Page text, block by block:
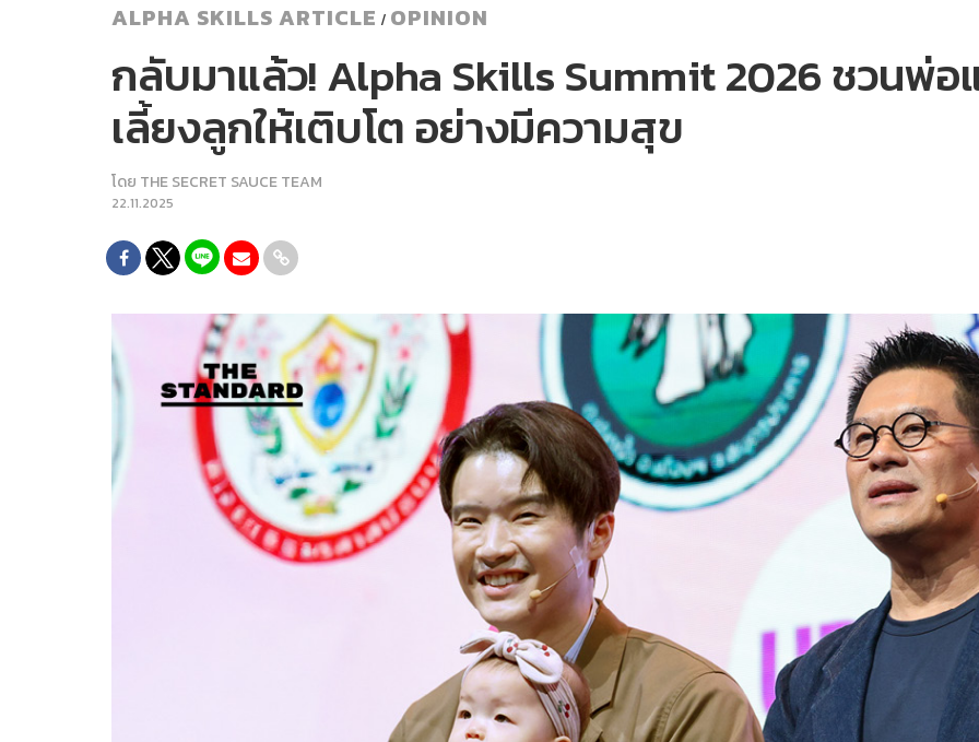
ALPHA SKILLS ARTICLE / OPINION
กลับมาแล้ว! Alpha Skills Summit 2026 ชวนพ่อแ
เลี้ยงลูกให้เติบโต อย่างมีความสุข
โดย THE SECRET SAUCE TEAM
22.11.2025